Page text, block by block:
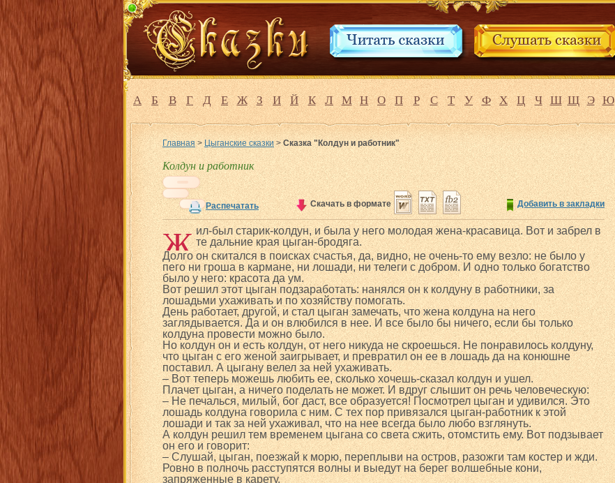
А Б В Г Д Е Ж З И Й К Л М Н О П Р С Т У Ф Х Ц Ч Ш Щ Э Ю
Главная >Цыганские сказки>Сказка "Колдун и работник"
Колдун и работник
Распечатать Добавить в закладки
Скачать в формате
Ж ил-был старик-колдун, и была у него молодая жена-красавица. Вот и забрел в
те дальние края цыган-бродяга.
Долго он скитался в поисках счастья, да, видно, не очень-то ему везло: не было у
пего ни гроша в кармане, ни лошади, ни телеги с добром. И одно только богатство
было у него: красота да ум.
Вот решил этот цыган подзаработать: нанялся он к колдуну в работники, за
лошадьми ухаживать и по хозяйству помогать.
День работает, другой, и стал цыган замечать, что жена колдуна на него
заглядывается. Да и он влюбился в нее. И все было бы ничего, если бы только
колдуна провести можно было.
Но колдун он и есть колдун, от него никуда не скроешься. Не понравилось колдуну,
что цыган с его женой заигрывает, и превратил он ее в лошадь да на конюшне
поставил. А цыгану велел за ней ухаживать.
– Вот теперь можешь любить ее, сколько хочешь-сказал колдун и ушел.
Плачет цыган, а ничего поделать не может. И вдруг слышит он речь человеческую:
– Не печалься, милый, бог даст, все образуется! Посмотрел цыган и удивился. Это
лошадь колдуна говорила с ним. С тех пор привязался цыган-работник к этой
лошади и так за ней ухаживал, что на нее всегда было любо взглянуть.
А колдун решил тем временем цыгана со света сжить, отомстить ему. Вот подзывает
он его и говорит:
– Слушай, цыган, поезжай к морю, переплыви на остров, разожги там костер и жди.
Ровно в полночь расступятся волны и выедут на берег волшебные кони,
запряженные в карету.